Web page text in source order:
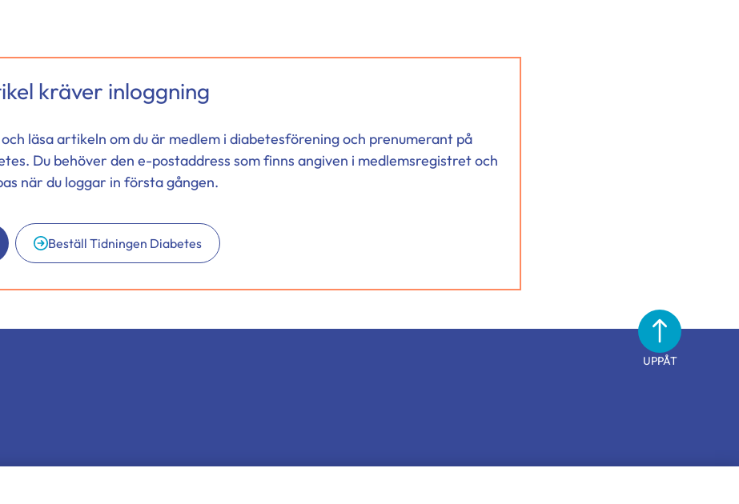
kräver inloggning
och läsa artikeln om du är medlem i diabetesförening och prenumerant på
Du behöver den e-postaddress som finns angiven i medlemsregistret och
när du loggar in första gången.
Beställ Tidningen Diabetes
UPPÅT